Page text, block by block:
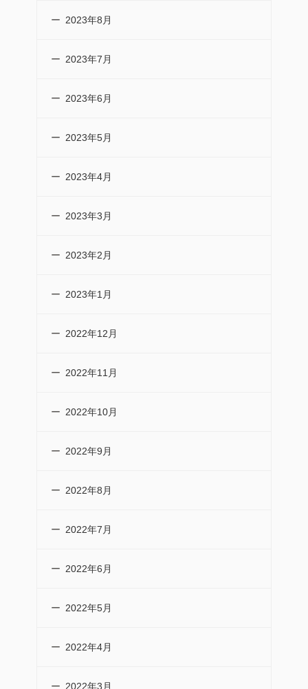
2023年8月
2023年7月
2023年6月
2023年5月
2023年4月
2023年3月
2023年2月
2023年1月
2022年12月
2022年11月
2022年10月
2022年9月
2022年8月
2022年7月
2022年6月
2022年5月
2022年4月
2022年3月